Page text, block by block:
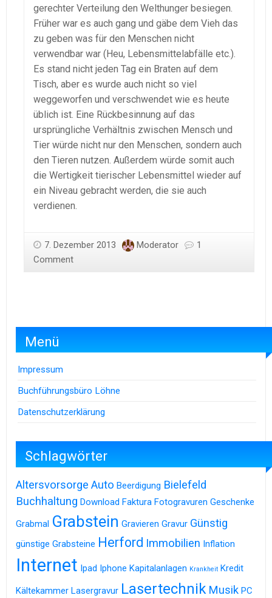
gerechter Verteilung den Welthunger besiegen.
Früher war es auch gang und gäbe dem Vieh das
zu geben was für den Menschen nicht
verwendbar war (Heu, Lebensmittelabfälle etc.).
Es stand nicht jeden Tag ein Braten auf dem
Tisch, aber es wurde auch nicht so viel
weggeworfen und verschwendet wie es heute
üblich ist. Eine Rückbesinnung auf das
ursprüngliche Verhältnis zwischen Mensch und
Tier würde nicht nur den Menschen, sondern auch
den Tieren nutzen. Außerdem würde somit auch
die Wertigkeit tierischer Lebensmittel wieder auf
ein Niveau gebracht werden, die sie auch
verdienen.
7. Dezember 2013 Moderator
1
Comment
Menü
Impressum
Buchführungsbüro Löhne
Datenschutzerklärung
Schlagwörter
Altersvorsorge Auto Beerdigung Bielefeld
Buchhaltung Download Faktura Fotogravuren Geschenke
Grabmal Grabstein Gravieren Gravur Günstig
günstige Grabsteine Herford Immobilien Inflation
Internet Ipad Iphone Kapitalanlagen Krankheit Kredit
Kältekammer Lasergravur Lasertechnik Musik PC